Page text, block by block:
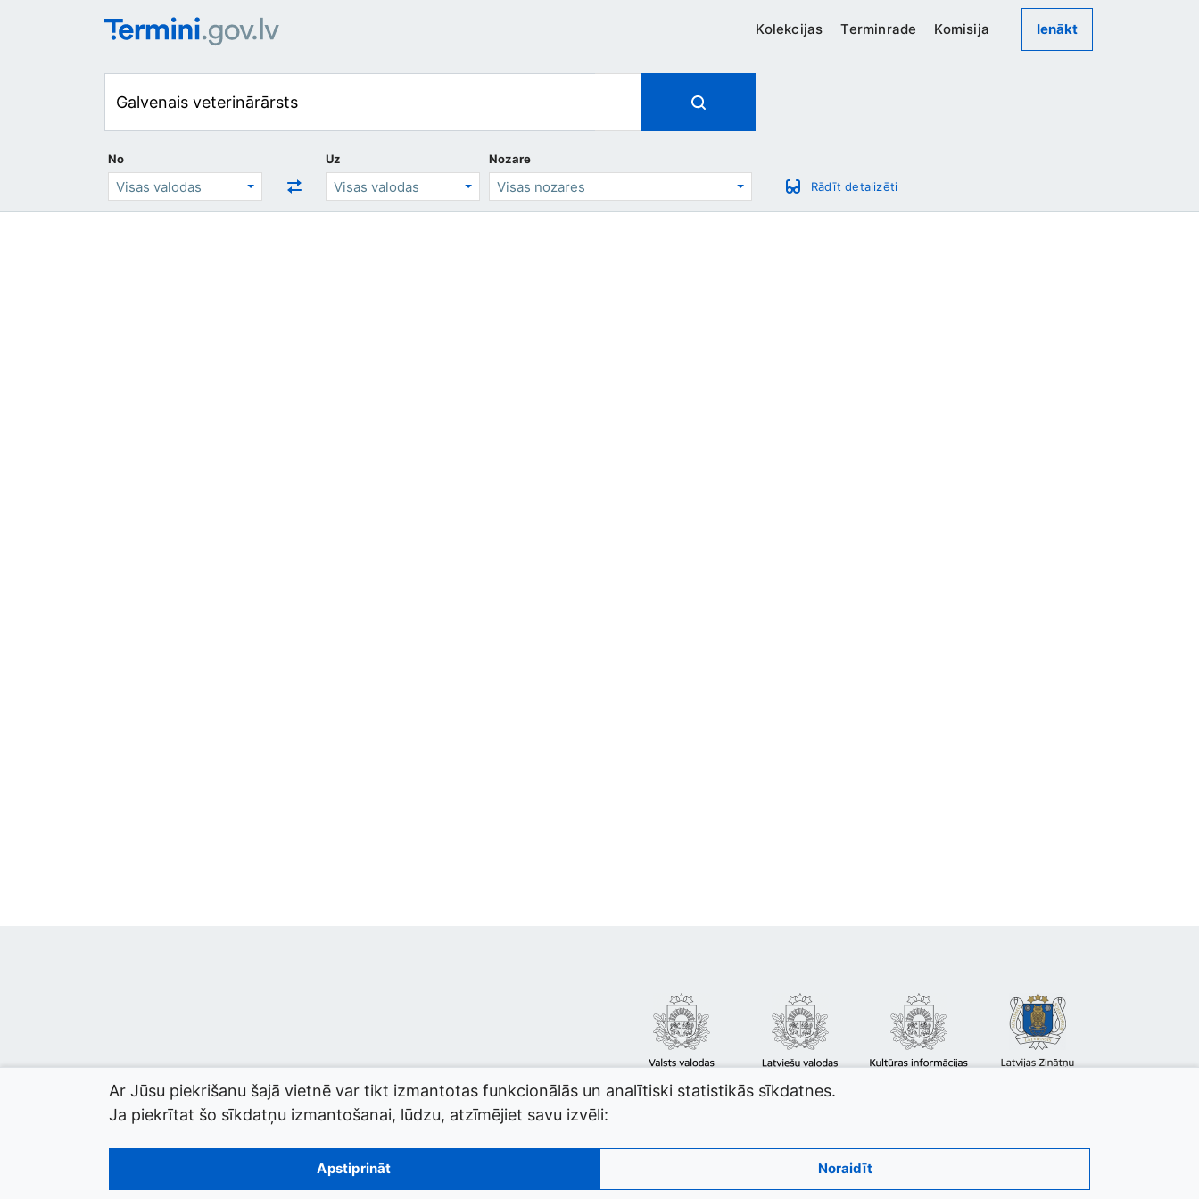
Kolekcijas Terminrade Komisija Ienākt
No Uz
Nozare
Rādīt detalizēti
© 2026 termini.gov.lv. Izstrādātājs:
Ar Jūsu piekrišanu šajā vietnē var tikt izmantotas funkcionālās un analītiski statistikās sīkdatnes.
Ja piekrītat šo sīkdatņu izmantošanai, lūdzu, atzīmējiet savu izvēli:
Apstiprināt Noraidīt